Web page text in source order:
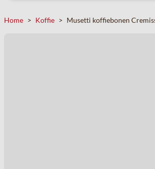
Home > Koffie > Musetti koffiebonen